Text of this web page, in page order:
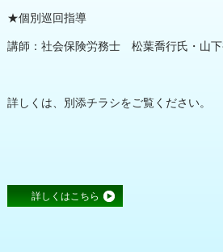
★個別巡回指導
講師：社会保険労務士 松葉喬行氏・山下
詳しくは、別添チラシをご覧ください。
詳しくはこちら